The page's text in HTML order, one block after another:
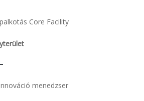
Core Facility
menedzser